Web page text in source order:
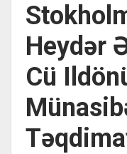
Heydər
Cü